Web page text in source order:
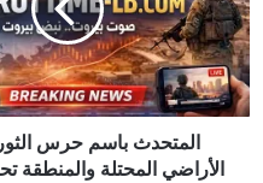
ح
د
ث
ب
ا
المتحدث باسم حرس
الأراضي المحتلة والمنطقة